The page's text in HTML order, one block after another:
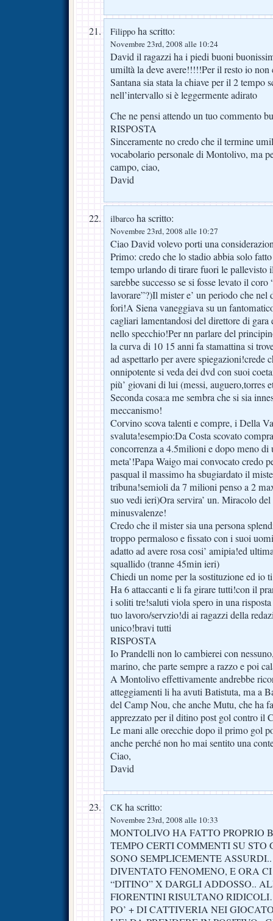
Filippo ha scritto:
Novembre 23rd, 2008 alle 10:24
David il ragazzi ha i piedi buoni
umiltà la deve avere!!!!!Per il resto io non
Santana sia stata la chiave per il 2 tempo
nell’intervallo si è leggermente adirato
Che ne pensi attendo un tuo commento
RISPOSTA
Sinceramente no credo che il termine
vocabolario personale di Montolivo, ma
campo, ciao,
David
ilbarco ha scritto:
Novembre 23rd, 2008 alle 10:27
Ciao David volevo porti una
Primo: credo che lo stadio abbia solo
tempo urlando di tirare fuori le pallevisto
sarebbe successo se si fosse levato il coro
lavorare”?)Il mister e’ un periodo che nel
fori!A Siena vaneggiava su un
cagliari lamentandosi del direttore di gara
nello specchio!Per nn parlare del
la curva di 10 15 anni fa stamattina si
ad aspettarlo per avere spiegazioni!crede
onnipotente si veda dei dvd con suoi
più’ giovani di lui (messi, auguero,torres
Seconda cosa:a me sembra che si sia
meccanismo!
Corvino scova talenti e compre, i Della
svaluta!esempio:Da Costa scovato
concorrenza a 4.5milioni e dopo meno di
meta’!Papa Waigo mai convocato credo
pasqual il massimo ha sbugiardato il
tribuna!semioli da 7 milioni penso a 2
suo vedi ieri)Ora servira’ un. Miracolo
minusvalenze!
Credo che il mister sia una persona
troppo permaloso e fissato con i suoi
adatto ad avere rosa cosi’ amipia!ed
squallido (tranne 45min ieri)
Chiedi un nome per la sostituzione ed io
Ha 6 attaccanti e li fa girare tutti!con il
i soliti tre!saluti viola spero in una
tuo lavoro/servzio!di ai ragazzi della
unico!bravi tutti
RISPOSTA
Io Prandelli non lo cambierei con
marino, che parte sempre a razzo e poi
A Montolivo effettivamente andrebbe
atteggiamenti li ha avuti Batistuta, ma a
del Camp Nou, che anche Mutu, che ha
apprezzato per il ditino post gol contro il
Le mani alle orecchie dopo il primo gol
anche perché non ho mai sentito una
Ciao,
David
CKha scritto:
Novembre 23rd, 2008 alle 10:33
MONTOLIVO HA FATTO PROPRIO
TEMPO CERTI COMMENTI SU STO
SONO SEMPLICEMENTE
DIVENTATO FENOMENO, E ORA
“DITINO” X DARGLI ADDOSSO..
FIORENTINI RISULTANO
PO’ + DI CATTIVERIA NEI